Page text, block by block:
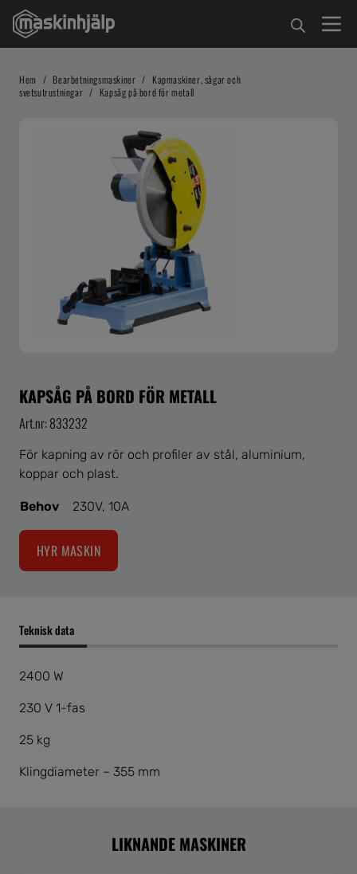
Hem / Bearbetningsmaskiner / Kapmaskiner, sågar och
svetsutrustningar / Kapsåg på bord för metall
KAPSÅG PÅ BORD FÖR METALL
Art.nr: 833232
För kapning av rör och profiler av stål, aluminium,
koppar och plast.
Behov 230V, 10A
HYR MASKIN
Teknisk data
2400 W
230 V 1-fas
25 kg
Klingdiameter – 355 mm
LIKNANDE MASKINER